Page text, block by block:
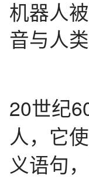
机器人
音与人
20世纪
人，它
义语句